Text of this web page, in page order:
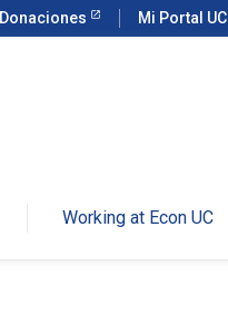
Donaciones Mi Portal UC
Working at Econ UC